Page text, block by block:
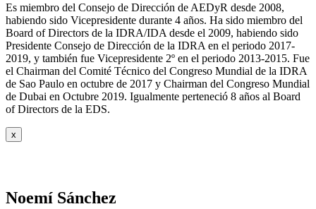
Es miembro del Consejo de Dirección de AEDyR desde 2008,
habiendo sido Vicepresidente durante 4 años. Ha sido miembro del
Board of Directors de la IDRA/IDA desde el 2009, habiendo sido
Presidente Consejo de Dirección de la IDRA en el periodo 2017-
2019, y también fue Vicepresidente 2º en el periodo 2013-2015. Fue
el Chairman del Comité Técnico del Congreso Mundial de la IDRA
de Sao Paulo en octubre de 2017 y Chairman del Congreso Mundial
de Dubai en Octubre 2019. Igualmente perteneció 8 años al Board
of Directors de la EDS.
x
Noemí Sánchez